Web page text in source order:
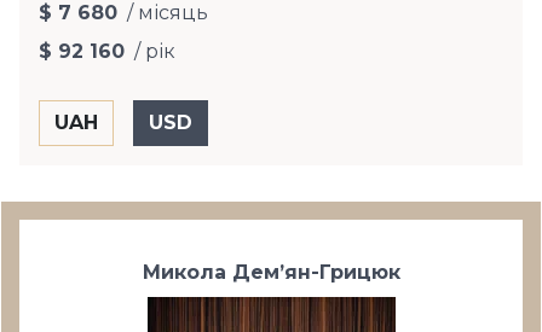
$ 7 680 / місяць
$ 92 160 / рік
Микола Дем’ян-Грицюк